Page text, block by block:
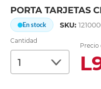
PORTA TARJETAS
En stock SKU:
Cantidad
Precio